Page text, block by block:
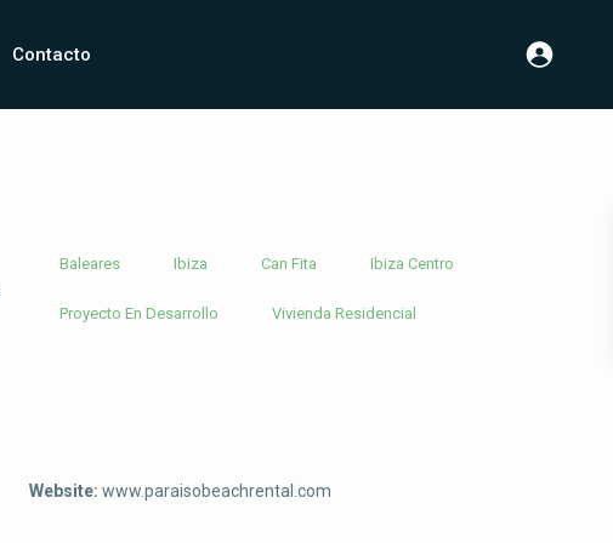
Contacto
Baleares Ibiza Can Fita Ibiza Centro
Proyecto En Desarrollo Vivienda Residencial
Website: www.paraisobeachrental.com